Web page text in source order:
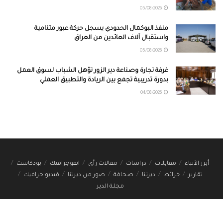
منفذ البوكمال الحدودي يسجل حركة عبور متنامية
واستقبال آلاف العائدين من العراق
غرفة تجارة وصناعة دير الزور تؤهل الشباب لسوق العمل
بدورة تدريبية تجمع بين الريادة والتطبيق العملي
أبرز الأنباء مقابلات دراسات مقالات رأي انفوجرافيك
بودكاست
تقارير
خرائط ديرتنا صحافة صور من ديرتنا
فيديو جرافيك
مجلة الدير